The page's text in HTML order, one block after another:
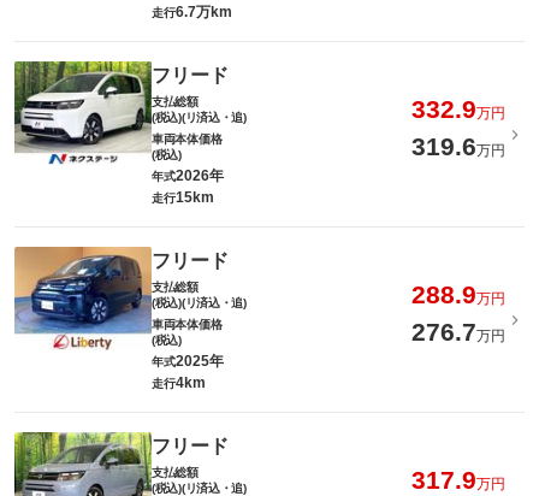
走行6.7万km
フリード
支払総額
(税込)(リ済込・追)
332.9万円
車両本体価格
(税込)
319.6万円
年式2026年
走行15km
フリード
支払総額
(税込)(リ済込・追)
288.9万円
車両本体価格
(税込)
276.7万円
年式2025年
走行4km
フリード
支払総額
(税込)(リ済込・追)
317.9万円